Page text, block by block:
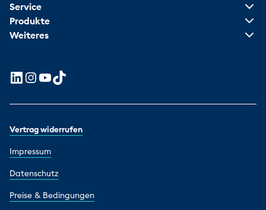
Service
Produkte
Weiteres
Vertrag widerrufen
Impressum
Datenschutz
Preise & Bedingungen